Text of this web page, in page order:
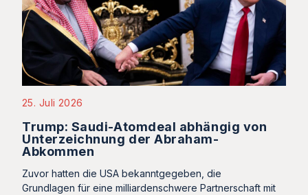
25. Juli 2026
Trump: Saudi-Atomdeal abhängig von
Unterzeichnung der Abraham-
Abkommen
Zuvor hatten die USA bekanntgegeben, die
Grundlagen für eine milliardenschwere Partnerschaft mit